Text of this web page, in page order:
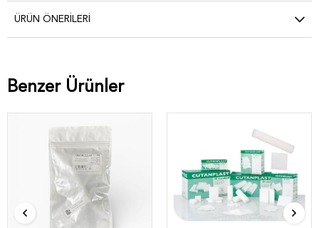
ÜRÜN ÖNERILERI
Benzer Ürünler